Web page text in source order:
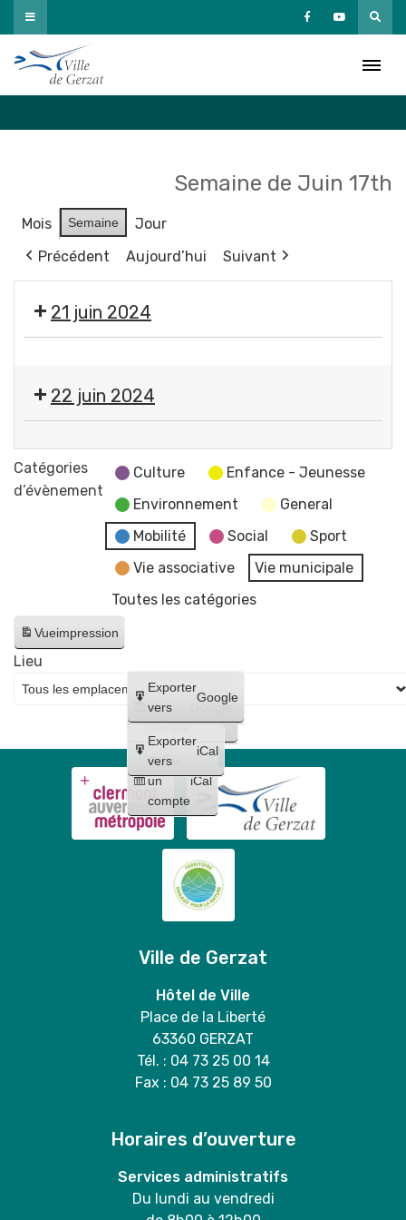
Passer
au
contenu
Semaine de Juin 17th
Mois Semaine
Jour
Précédent
Aujourd’hui Suivant
21 juin 2024
des
80
ans
de
la
et
de
journée
déportation
22 juin 2024
rencontre
"Partir
Catégories
d’évènement
Culture
Enfance - Jeunesse
Environnement
General
Mobilité
Social
Sport
Vie associative
Vie municipale
Toutes les catégories
Vueimpression
Créer
un
compte
Google
Créer
un
compte
iCal
Exporter
vers
Google
Exporter
vers
iCal
Lieu
Ville de Gerzat
Hôtel de Ville
Place de la Liberté
63360 GERZAT
Tél. : 04 73 25 00 14
Fax : 04 73 25 89 50
Horaires d’ouverture
Services administratifs
Du lundi au vendredi